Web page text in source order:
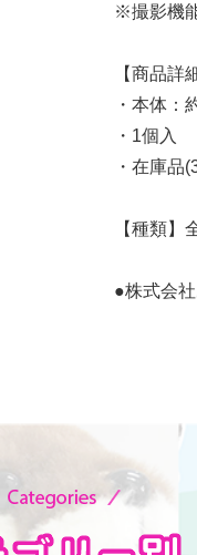
※撮影機
【商品詳
・本体：
・1個入
・在庫品
【種類】
●株式会